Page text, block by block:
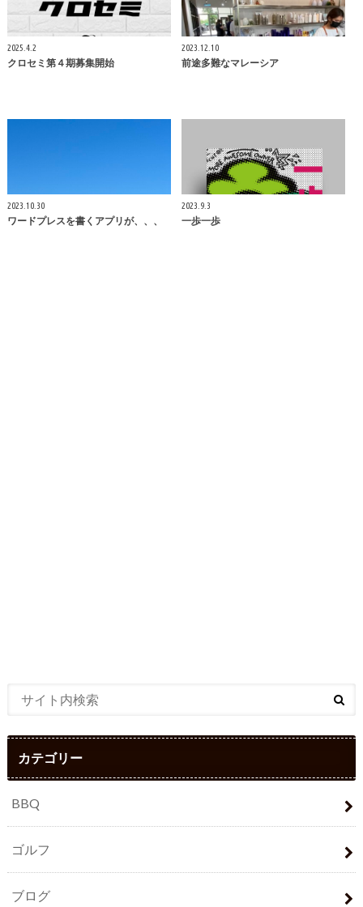
2025.4.2
クロセミ第４期募集開始
2023.12.10
前途多難なマレーシア
2023.10.30
ワードプレスを書くアプリが、、、
2023.9.3
一歩一歩
カテゴリー
BBQ
ゴルフ
ブログ